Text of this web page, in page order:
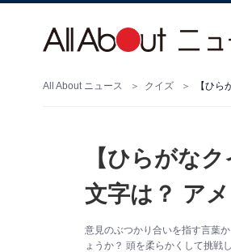
All About ニュース クイズ 【ひ
【ひらがな
文字は？ ア
意見のぶつかり合いを指す言葉
ょうか？ 頭を柔らかくして挑戦